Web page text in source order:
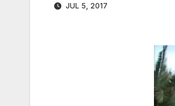
JUL 5, 2017